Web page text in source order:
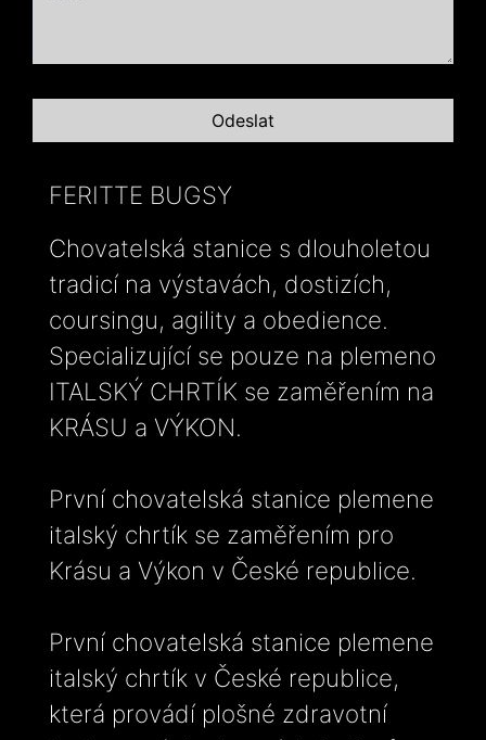
FERITTE BUGSY
Chovatelská stanice s dlouholetou
tradicí na výstavách, dostizích,
coursingu, agility a obedience.
Specializující se pouze na plemeno
ITALSKÝ CHRTÍK se zaměřením na
KRÁSU a VÝKON.
První chovatelská stanice plemene
italský chrtík se zaměřením pro
Krásu a Výkon v České republice.
První chovatelská stanice plemene
italský chrtík v České republice,
která provádí plošné zdravotní